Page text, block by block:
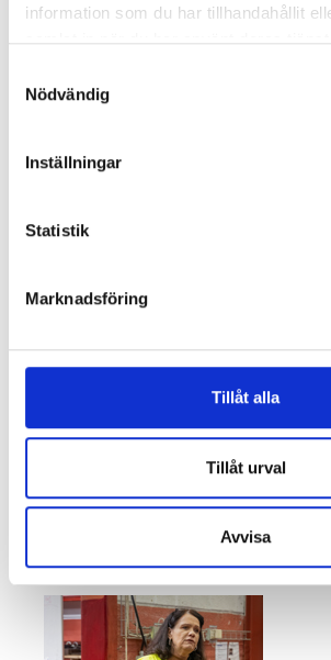
information som du har tillhandahållit
Nödvändig
Inställningar
Statistik
Marknadsföring
Tillåt alla
Tillåt urval
Avvisa